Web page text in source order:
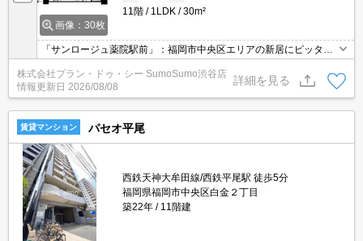
画像：30枚
11階
1LDK 30m²
「サンロージュ薬院駅前」：福岡市中央区エリアの新居にピッタ
リ。にしてつストア レガネットマルシェ薬院まで285mです。収納
はシューズボックス・クロゼットなど豊富なので、広々と空間を利
用することも可能です。共用部にはエレベータ・敷地内ごみ置き場
などが揃っております。
株式会社プラン・ドゥ・シー SumoSumo渋谷店
情報更新日 2026/08/08
詳細を見る
賃貸マンション パセオ平尾
西鉄天神大牟田線/西鉄平尾駅 徒歩5分
福岡県福岡市中央区白金２丁目
築22年
11階建